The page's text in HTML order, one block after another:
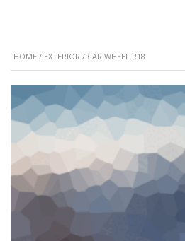
HOME / EXTERIOR / CAR WHEEL R18